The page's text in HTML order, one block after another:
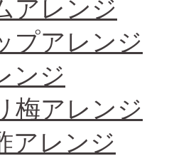
アレンジ
プアレンジ
ンジ
梅アレンジ
アレンジ